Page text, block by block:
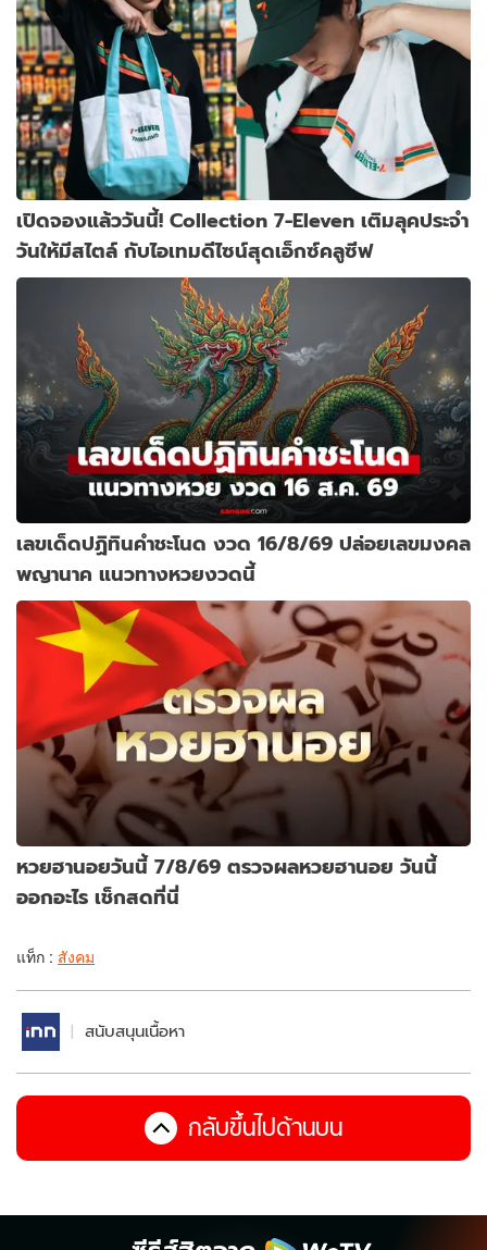
เปิดจองแล้ววันนี้! Collection 7-Eleven เติมลุคประจำ
วันให้มีสไตล์ กับไอเทมดีไซน์สุดเอ็กซ์คลูซีฟ
เลขเด็ดปฏิทินคำชะโนด งวด 16/8/69 ปล่อยเลขมงคล
พญานาค แนวทางหวยงวดนี้
หวยฮานอยวันนี้ 7/8/69 ตรวจผลหวยฮานอย วันนี้
ออกอะไร เช็กสดที่นี่
แท็ก : สังคม
สนับสนุนเนื้อหา
กลับขึ้นไปด้านบน